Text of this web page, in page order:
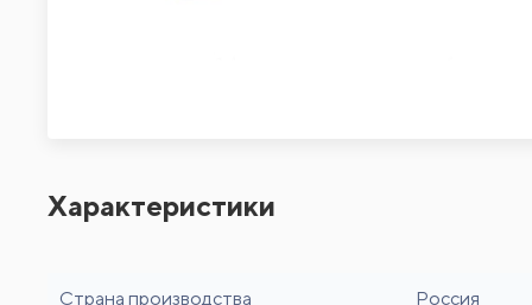
Характеристики
Страна производства Россия